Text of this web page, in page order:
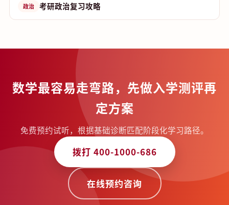
政治 考研政治复习攻略
数学最容易走弯路，先做入学测评再
定方案
免费预约试听，根据基础诊断匹配阶段化学习路径。
拨打 400-1000-686
在线预约咨询